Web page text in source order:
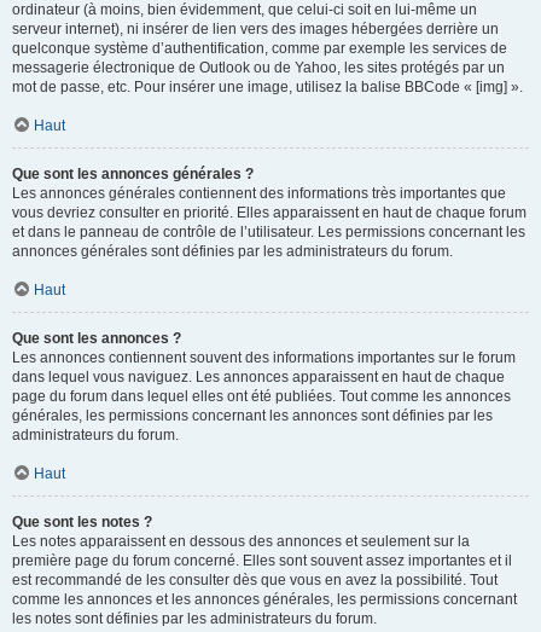
ordinateur (à moins, bien évidemment, que celui-ci soit en lui-même un
serveur internet), ni insérer de lien vers des images hébergées derrière un
quelconque système d’authentification, comme par exemple les services de
messagerie électronique de Outlook ou de Yahoo, les sites protégés par un
mot de passe, etc. Pour insérer une image, utilisez la balise BBCode « [img] ».
Haut
Que sont les annonces générales ?
Les annonces générales contiennent des informations très importantes que
vous devriez consulter en priorité. Elles apparaissent en haut de chaque forum
et dans le panneau de contrôle de l’utilisateur. Les permissions concernant les
annonces générales sont définies par les administrateurs du forum.
Haut
Que sont les annonces ?
Les annonces contiennent souvent des informations importantes sur le forum
dans lequel vous naviguez. Les annonces apparaissent en haut de chaque
page du forum dans lequel elles ont été publiées. Tout comme les annonces
générales, les permissions concernant les annonces sont définies par les
administrateurs du forum.
Haut
Que sont les notes ?
Les notes apparaissent en dessous des annonces et seulement sur la
première page du forum concerné. Elles sont souvent assez importantes et il
est recommandé de les consulter dès que vous en avez la possibilité. Tout
comme les annonces et les annonces générales, les permissions concernant
les notes sont définies par les administrateurs du forum.